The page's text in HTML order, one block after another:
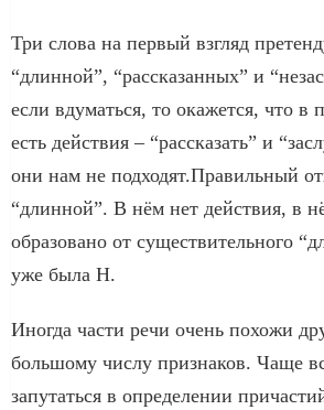
Три слова на первый взгляд
“длинной”, “рассказанных” и
если вдуматься, то окажется, что в
есть действия – “рассказать” и
они нам не подходят.Правильный
“длинной”. В нём нет действия, в
образовано от существительного
уже была Н.
Иногда части речи очень похожи
большому числу признаков. Чаще
запутаться в определении